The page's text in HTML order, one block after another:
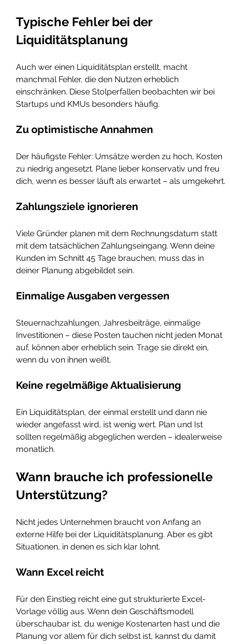
Typische Fehler bei der
Liquiditätsplanung
Auch wer einen Liquiditätsplan erstellt, macht
manchmal Fehler, die den Nutzen erheblich
einschränken. Diese Stolperfallen beobachten wir bei
Startups und KMUs besonders häufig.
Zu optimistische Annahmen
Der häufigste Fehler: Umsätze werden zu hoch, Kosten
zu niedrig angesetzt. Plane lieber konservativ und freu
dich, wenn es besser läuft als erwartet – als umgekehrt.
Zahlungsziele ignorieren
Viele Gründer planen mit dem Rechnungsdatum statt
mit dem tatsächlichen Zahlungseingang. Wenn deine
Kunden im Schnitt 45 Tage brauchen, muss das in
deiner Planung abgebildet sein.
Einmalige Ausgaben vergessen
Steuernachzahlungen, Jahresbeiträge, einmalige
Investitionen – diese Posten tauchen nicht jeden Monat
auf, können aber erheblich sein. Trage sie direkt ein,
wenn du von ihnen weißt.
Keine regelmäßige Aktualisierung
Ein Liquiditätsplan, der einmal erstellt und dann nie
wieder angefasst wird, ist wenig wert. Plan und Ist
sollten regelmäßig abgeglichen werden – idealerweise
monatlich.
Wann brauche ich professionelle
Unterstützung?
Nicht jedes Unternehmen braucht von Anfang an
externe Hilfe bei der Liquiditätsplanung. Aber es gibt
Situationen, in denen es sich klar lohnt.
Wann Excel reicht
Für den Einstieg reicht eine gut strukturierte Excel-
Vorlage völlig aus. Wenn dein Geschäftsmodell
überschaubar ist, du wenige Kostenarten hast und die
Planung vor allem für dich selbst ist, kannst du damit